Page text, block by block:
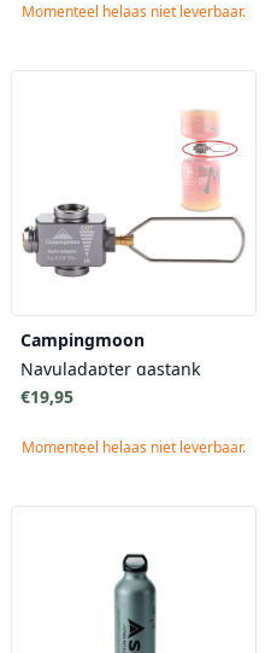
Momenteel helaas niet leverbaar.
Campingmoon
Navuladapter gastank
€19,95
Momenteel helaas niet leverbaar.